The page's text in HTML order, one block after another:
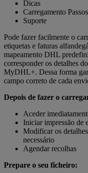
Dicas
Carregamento Passos
Suporte
Pode fazer facilmente o
etiquetas e faturas
mapeamento DHL
corresponder os detalhes
MyDHL+. Dessa forma
campo correto de cada
Depois de fazer o
Aceder
Iniciar impressão de
Modificar os
necessário
Agendar recolhas
Prepare o seu ficheiro: